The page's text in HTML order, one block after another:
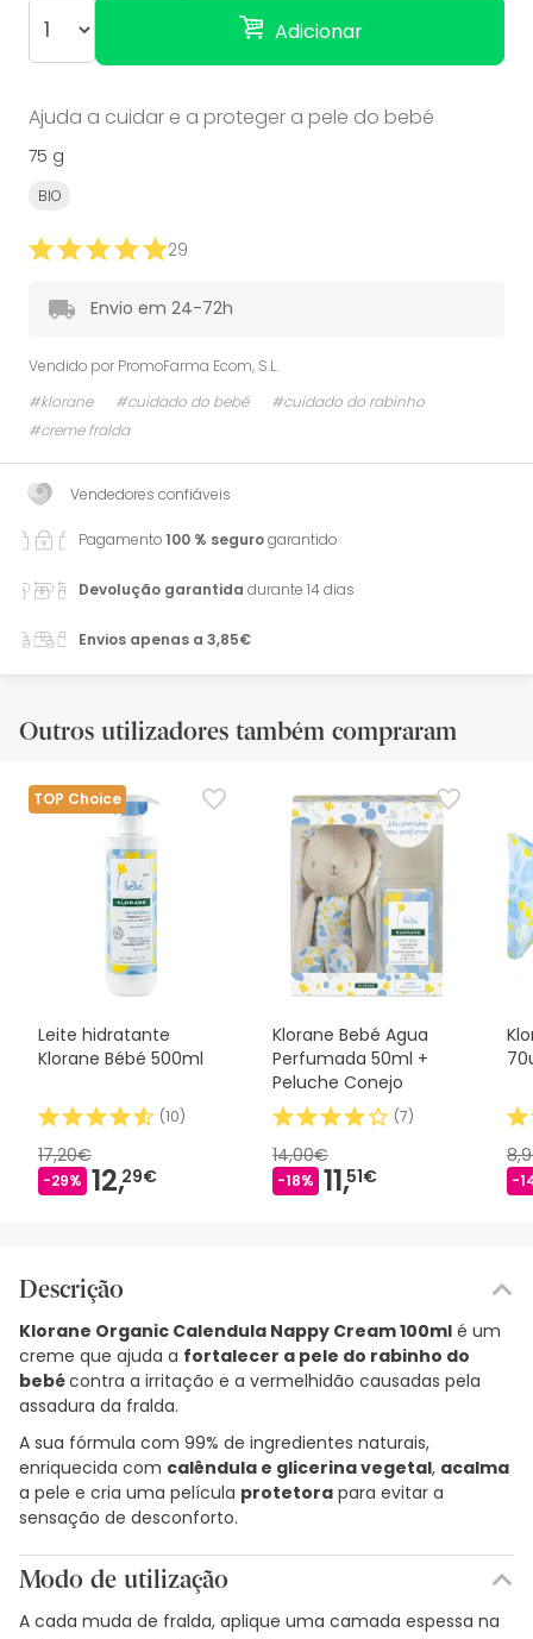
Adicionar
Ajuda a cuidar e a proteger a pele do bebé
75 g
BIO
29
Envio em 24-72h
Vendido por PromoFarma Ecom, S.L.
#klorane
#cuidado do bebé
#cuidado do rabinho
#creme fralda
Vendedores confiáveis
Pagamento100 % segurogarantido
Devolução garantida durante 14 dias
Envios apenas a 3,85€
Outros utilizadores também compraram
TOP Choice
Leite hidratante
Klorane Bébé 500ml
(10)
17,20€
-29% 12,29€
Klorane Bebé Agua
Perfumada 50ml +
Peluche Conejo
(7)
14,00€
-18% 11,51€ -
Descrição
Klorane Organic Calendula Nappy Cream 100ml é um
creme que ajuda a fortalecer a pele do rabinho do
bebécontra a irritação e a vermelhidão causadas pela
assadura da fralda.
A sua fórmula com 99% de ingredientes naturais,
enriquecida com calêndula e glicerina vegetal, acalma
a pele e cria uma película protetora para evitar a
sensação de desconforto.
Modo de utilização
A cada muda de fralda, aplique uma camada espessa na